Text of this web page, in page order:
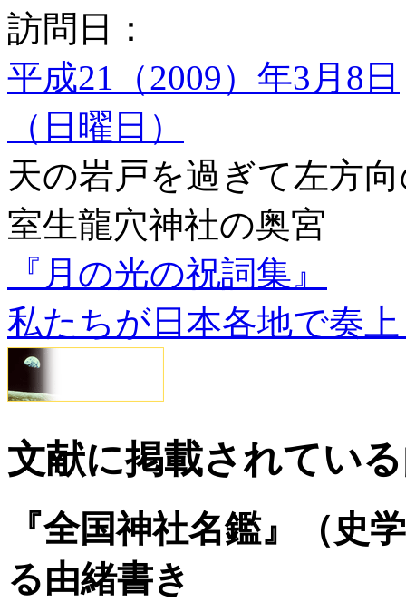
訪問日：
平成21（2009）年3月8日
（日曜日）
天の岩戸を過ぎて左方
室生龍穴神社の奥宮
『月の光の祝詞集』
私たちが日本各地で奏
文献に掲載されてい
『全国神社名鑑』（史
る由緒書き